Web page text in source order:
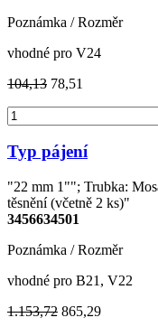
Poznámka / Rozměr
vhodné pro V24
104,13 78,51
Typ pájení
"22 mm 1""; Trubka:
těsnění (včetně 2 ks)"
3456634501
Poznámka / Rozměr
vhodné pro B21, V22
1.153,72 865,29